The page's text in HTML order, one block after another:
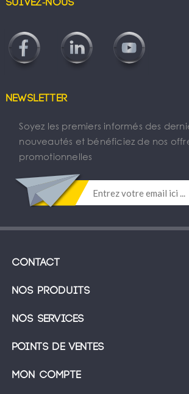
Suivez-nous
Newsletter
Soyez les premiers informés des
nouveautés et bénéficiez de nos
promotionnelles
Contact
Nos produits
Nos services
Points de ventes
Mon compte